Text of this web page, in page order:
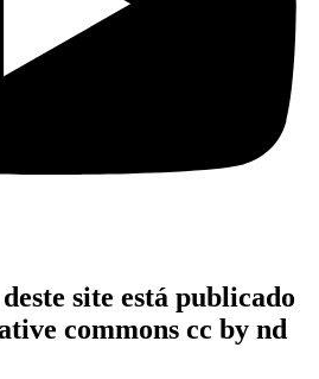
site está publicado
commons cc by nd